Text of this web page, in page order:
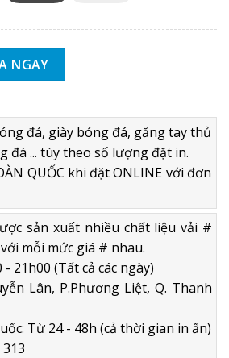
NHÂN TẠO TA11-TF WONCUP -
NGAY
đá, giày bóng đá, găng tay thủ
đá ... tùy theo số lượng đặt in.
QUỐC khi đặt ONLINE với đơn
sản xuất nhiều chất liệu vải #
mỗi mức giá # nhau.
- 21h00 (Tất cả các ngày)
Lân, P.Phương Liệt, Q. Thanh
Từ 24 - 48h (cả thời gian in ấn)